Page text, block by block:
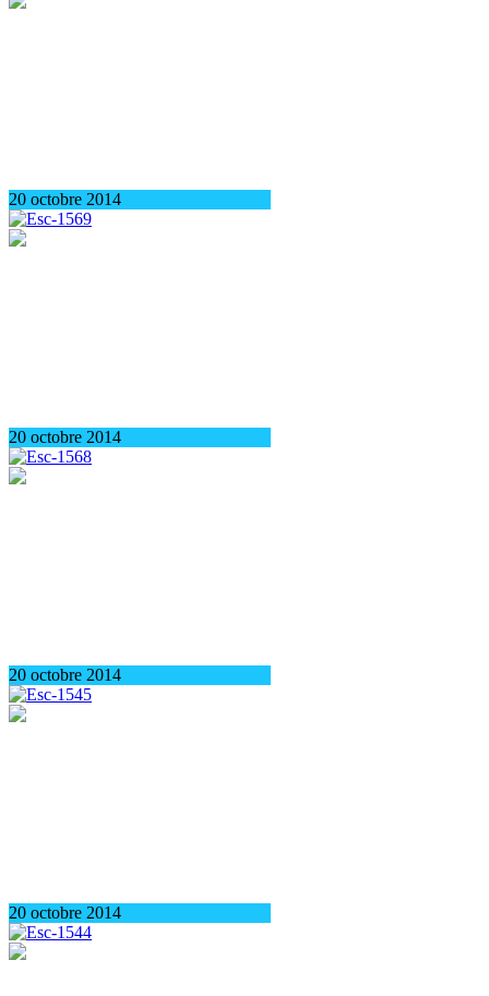
20 octobre 2014
20 octobre 2014
20 octobre 2014
20 octobre 2014